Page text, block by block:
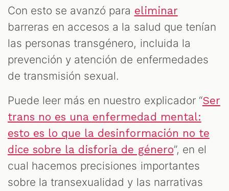
Con esto se avanzó para eliminar
barreras en accesos a la salud que tenían
las personas transgénero, incluida la
prevención y atención de enfermedades
de transmisión sexual.
Puede leer más en nuestro explicador “Ser
trans no es una enfermedad mental:
esto es lo que la desinformación no te
dice sobre la disforia de género”, en el
cual hacemos precisiones importantes
sobre la transexualidad y las narrativas